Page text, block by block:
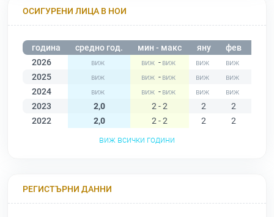
ОСИГУРЕНИ ЛИЦА В НОИ
година средно год. мин - макс яну фев
2026
-
2025
-
2024
-
2023
2,0 2 - 2 2 2
2022
2,0 2 - 2 2 2
виж всички години
РЕГИСТЪРНИ ДАННИ